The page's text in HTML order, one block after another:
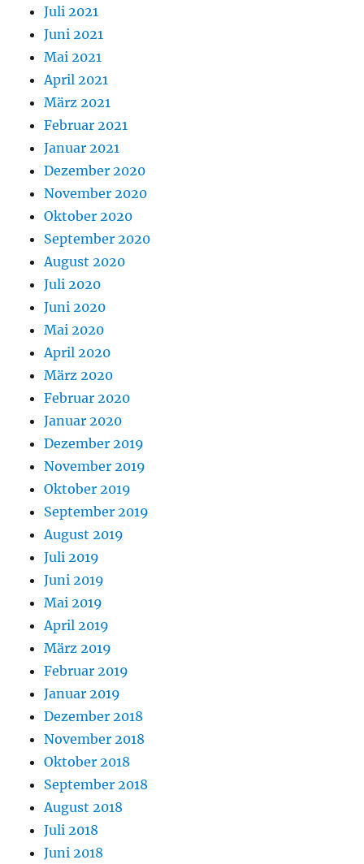
Juli 2021
Juni 2021
Mai 2021
April 2021
März 2021
Februar 2021
Januar 2021
Dezember 2020
November 2020
Oktober 2020
September 2020
August 2020
Juli 2020
Juni 2020
Mai 2020
April 2020
März 2020
Februar 2020
Januar 2020
Dezember 2019
November 2019
Oktober 2019
September 2019
August 2019
Juli 2019
Juni 2019
Mai 2019
April 2019
März 2019
Februar 2019
Januar 2019
Dezember 2018
November 2018
Oktober 2018
September 2018
August 2018
Juli 2018
Juni 2018